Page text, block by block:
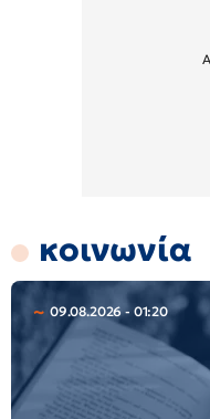
κοινωνία
09.08.2026 - 01:20